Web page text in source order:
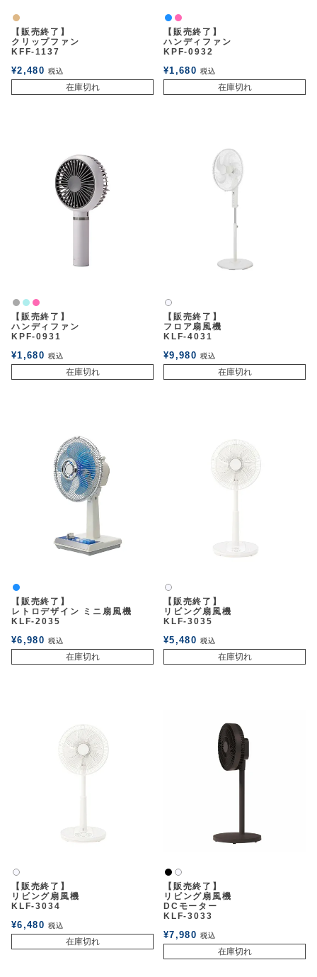
ナチュラル
【販売終了】
クリップファン
KFF-1137
¥2,480 税込
在庫切れ
パッションブルー
ピンク
【販売終了】
ハンディファン
KPF-0932
¥1,680 税込
在庫切れ
グレーライトブルー
ピンク
【販売終了】
ハンディファン
KPF-0931
¥1,680 税込
在庫切れ
白2
【販売終了】
フロア扇風機
KLF-4031
¥9,980 税込
在庫切れ
パッションブルー
【販売終了】
レトロデザイン ミニ扇風機
KLF-2035
¥6,980 税込
在庫切れ
白2
【販売終了】
リビング扇風機
KLF-3035
¥5,480 税込
在庫切れ
白2
【販売終了】
リビング扇風機
KLF-3034
¥6,480 税込
在庫切れ
黒 白2
【販売終了】
リビング扇風機
DCモーター
KLF-3033
¥7,980 税込
在庫切れ